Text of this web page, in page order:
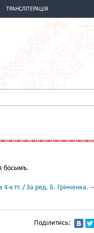
ТРАНСЛІТЕРАЦІЯ
босымъ.
4-х тт. / За ред. Б.
Поділитись: